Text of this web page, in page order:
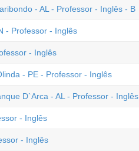
- AL - Professor - Inglês - B
- Professor - Inglês
- Inglês
- PE - Professor - Inglês
D`Arca - AL - Professor - Inglês
- Inglês
- Inglês